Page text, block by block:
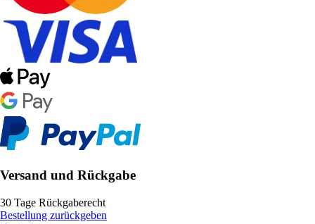
Versand und Rückgabe
30 Tage Rückgaberecht
Bestellung zurückgeben